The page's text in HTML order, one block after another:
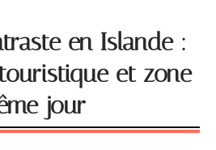
en Islande :
et zone
jour